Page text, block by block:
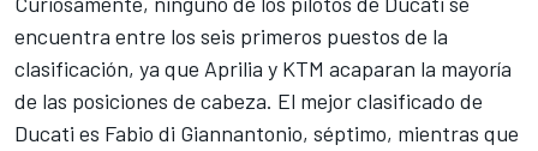
encuentra entre los seis primeros puestos de la
clasificación, ya que Aprilia y KTM acaparan la mayoría
de las posiciones de cabeza. El mejor clasificado de
Ducati es Fabio di Giannantonio, séptimo, mientras que